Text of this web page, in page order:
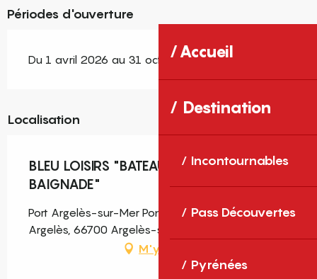
Accueil
Destination
Incontournables
Pass Découvertes
Pyrénées
Périodes d'ouverture
Du 1 avril 2026 au 31 octobre 2026
Localisation
BLEU LOISIRS "BATEAU, PADDLE,
BAIGNADE"
Port Argelès-sur-Mer Ponton H, Place 20, Port-
Argelès, 66700 Argelès-sur-Mer
M'y rendre